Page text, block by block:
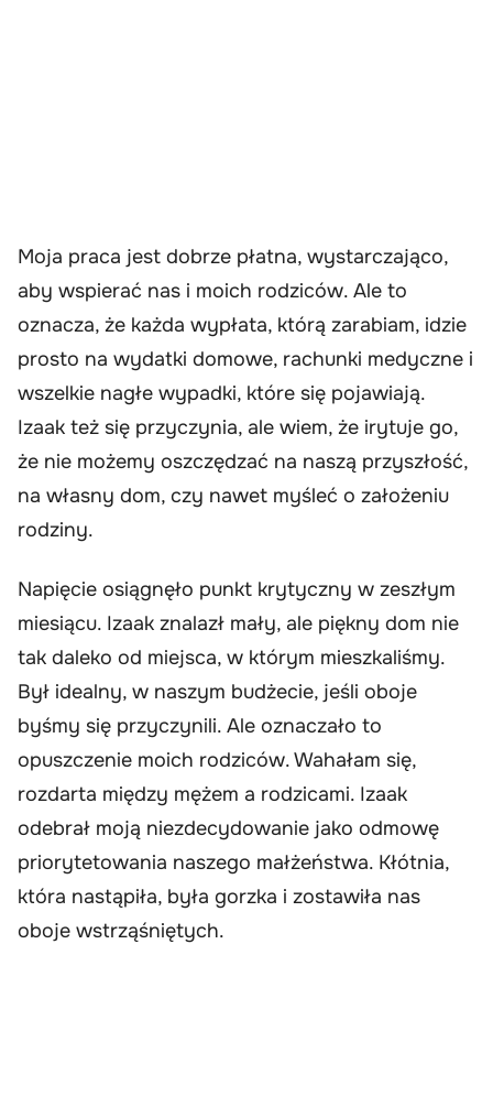
Moja praca jest dobrze płatna, wystarczająco,
aby wspierać nas i moich rodziców. Ale to
oznacza, że każda wypłata, którą zarabiam, idzie
prosto na wydatki domowe, rachunki medyczne i
wszelkie nagłe wypadki, które się pojawiają.
Izaak też się przyczynia, ale wiem, że irytuje go,
że nie możemy oszczędzać na naszą przyszłość,
na własny dom, czy nawet myśleć o założeniu
rodziny.
Napięcie osiągnęło punkt krytyczny w zeszłym
miesiącu. Izaak znalazł mały, ale piękny dom nie
tak daleko od miejsca, w którym mieszkaliśmy.
Był idealny, w naszym budżecie, jeśli oboje
byśmy się przyczynili. Ale oznaczało to
opuszczenie moich rodziców. Wahałam się,
rozdarta między mężem a rodzicami. Izaak
odebrał moją niezdecydowanie jako odmowę
priorytetowania naszego małżeństwa. Kłótnia,
która nastąpiła, była gorzka i zostawiła nas
oboje wstrząśniętych.